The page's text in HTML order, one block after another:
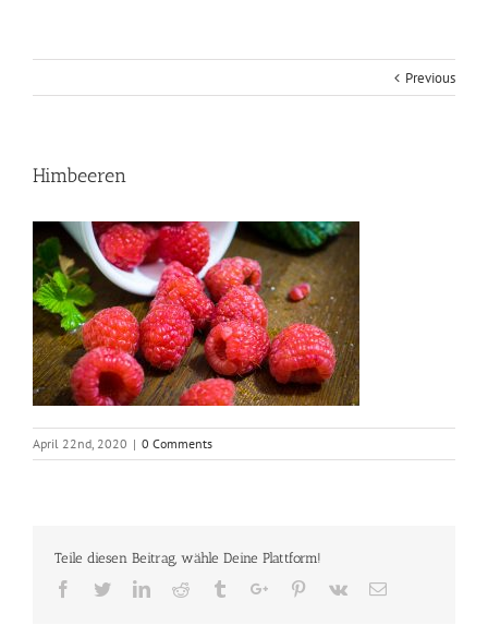
Previous
Himbeeren
April 22nd, 2020 | 0 Comments
Teile diesen Beitrag, wähle Deine Plattform!
Facebook
TwitterLinkedinReddit TumblrGoogle+Pinterest
Vk Email